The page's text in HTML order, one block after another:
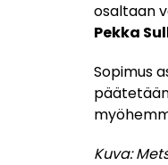
osaltaan
Pekka
Sopimus
Kuva: